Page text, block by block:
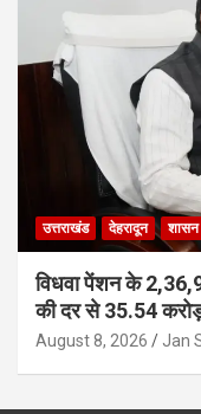
उत्तराखंड देहरादून शासन
विधवा पेंशन के
की दर से 35.54
August 8, 2026 Jan